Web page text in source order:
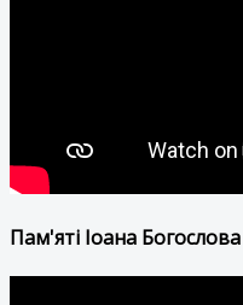
Пам'яті Іоана Богослова